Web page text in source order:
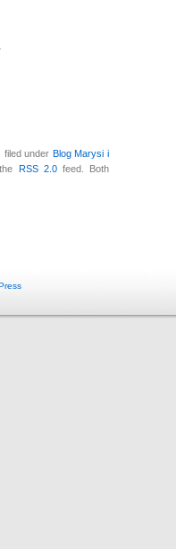
filed under Blog Marysi i
RSS 2.0feed. Both